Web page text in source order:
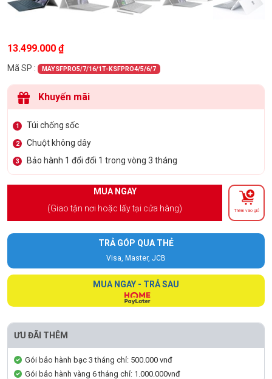
13.499.000 ₫
Mã SP : MAYSFPRO5/7/16/1T-KSFPRO4/5/6/7
Khuyến mãi
1 Túi chống sốc
2 Chuột không dây
3 Bảo hành 1 đổi đổi 1 trong vòng 3 tháng
MUA NGAY
(Giao tận nơi hoặc lấy tại cửa hàng)
Thêm vào giỏ
TRẢ GÓP QUA THẺ
Visa, Master, JCB
MUA NGAY - TRẢ SAU
ƯU ĐÃI THÊM
Gói bảo hành bạc 3 tháng chỉ: 500.000 vnđ
Gói bảo hành vàng 6 tháng chỉ: 1.000.000vnđ